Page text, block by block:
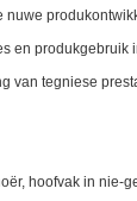
nuwe
en produkgebruik
van tegniese
hoofvak in nie-